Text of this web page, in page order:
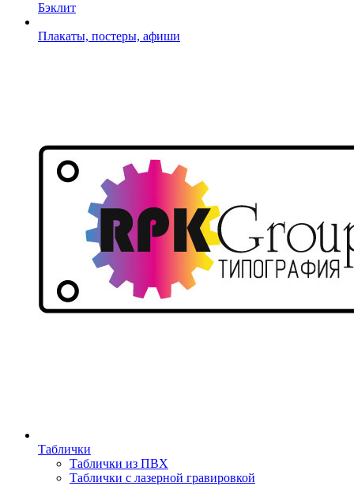
Бэклит
Плакаты, постеры, афиши
Таблички
Таблички из ПВХ
Таблички с лазерной гравировкой